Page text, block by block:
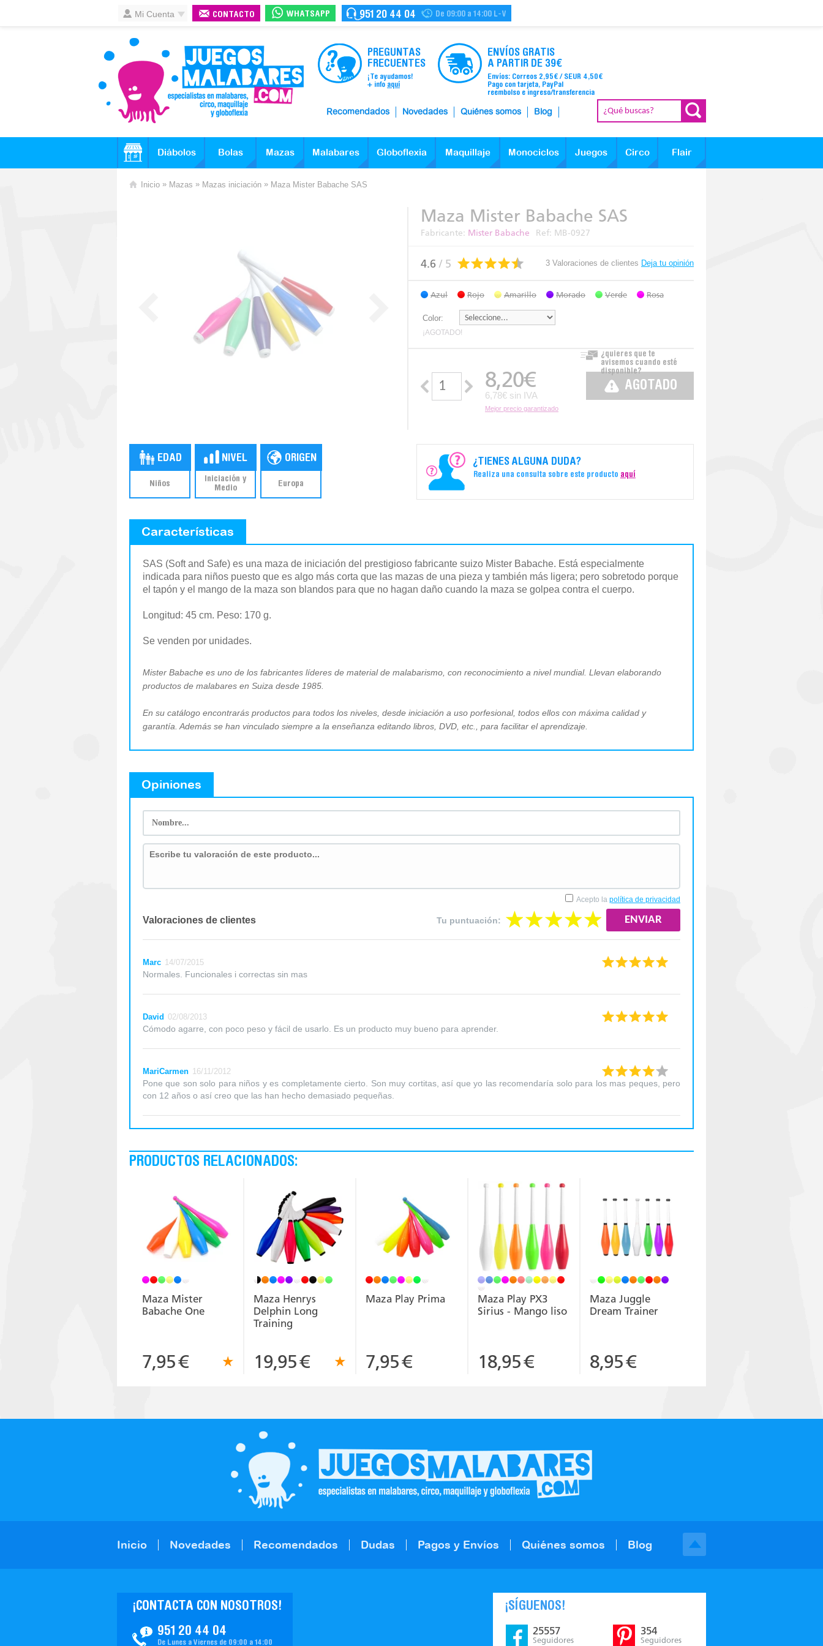
Mi Cuenta CONTACTO WHATSAPP 951 20 44 04 De 09:00 a 14:00 L-V
PREGUNTAS
FRECUENTES
¡Te ayudamos!
+ info aquí
ENVÍOS GRATIS
A PARTIR DE 39€
Envíos: Correos 2,95€ / SEUR 4,50€
Pago con tarjeta, PayPal
reembolso e ingreso/transferencia
Recomendados Novedades Quiénes somos Blog
Diábolos Bolas Mazas Malabares Globoflexia Maquillaje Monociclos Juegos Circo Flair
Inicio » Mazas » Mazas iniciación » Maza Mister Babache SAS
Maza Mister Babache SAS
Fabricante: Mister Babache Ref: MB-0927
4.6 / 5 3 Valoraciones de clientes Deja tu opinión
Azul Rojo Amarillo Morado Verde Rosa
Color:
¡AGOTADO!
8,20€
6,78€ sin IVA
Mejor precio garantizado
AGOTADO
¿quieres que te
avisemos cuando esté
disponible?
Niños
Iniciación y
Medio
Europa
¿TIENES ALGUNA DUDA?
Realiza una consulta sobre este producto aquí
Características
SAS (Soft and Safe) es una maza de iniciación del prestigioso fabricante suizo Mister Babache. Está especialmente
indicada para niños puesto que es algo más corta que las mazas de una pieza y también más ligera; pero sobretodo porque
el tapón y el mango de la maza son blandos para que no hagan daño cuando la maza se golpea contra el cuerpo.
Longitud: 45 cm. Peso: 170 g.
Se venden por unidades.
Mister Babache es uno de los fabricantes líderes de material de malabarismo, con reconocimiento a nivel mundial. Llevan elaborando
productos de malabares en Suiza desde 1985.
En su catálogo encontrarás productos para todos los niveles, desde iniciación a uso porfesional, todos ellos con máxima calidad y
garantía. Además se han vinculado siempre a la enseñanza editando libros, DVD, etc., para facilitar el aprendizaje.
Opiniones
Valoraciones de clientes Tu puntuación:
Acepto la política de privacidad
Marc 14/07/2015
Normales. Funcionales i correctas sin mas
David 02/08/2013
Cómodo agarre, con poco peso y fácil de usarlo. Es un producto muy bueno para aprender.
MariCarmen 16/11/2012
Pone que son solo para niños y es completamente cierto. Son muy cortitas, así que yo las recomendaría solo para los mas peques, pero
con 12 años o así creo que las han hecho demasiado pequeñas.
PRODUCTOS RELACIONADOS:
Maza Mister
Babache One
7,95€
Maza Henrys
Delphin Long
Training
19,95€
Maza Play Prima
7,95€
Maza Play PX3
Sirius - Mango liso
18,95€
Maza Juggle
Dream Trainer
8,95€
Inicio Novedades Recomendados Dudas Pagos y Envíos Quiénes somos Blog
951 20 44 04
¡CONTACTA CON NOSOTROS!
De Lunes a Viernes de 09:00 a 14:00
¡SÍGUENOS!
25557
Seguidores
354
Seguidores